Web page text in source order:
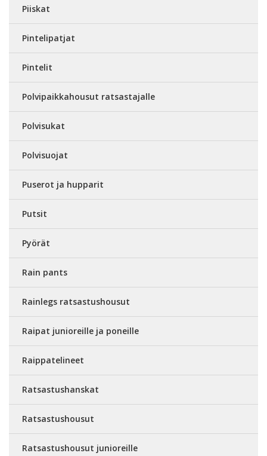
Piiskat
Pintelipatjat
Pintelit
Polvipaikkahousut ratsastajalle
Polvisukat
Polvisuojat
Puserot ja hupparit
Putsit
Pyörät
Rain pants
Rainlegs ratsastushousut
Raipat junioreille ja poneille
Raippatelineet
Ratsastushanskat
Ratsastushousut
Ratsastushousut junioreille